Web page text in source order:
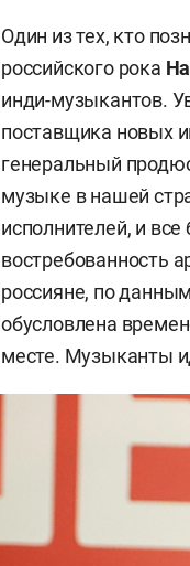
Один из тех, кто
российского рока
инди-музыкантов.
поставщика новых
генеральный
музыке в нашей
исполнителей, и
востребованность
россияне, по
обусловлена
месте. Музыканты